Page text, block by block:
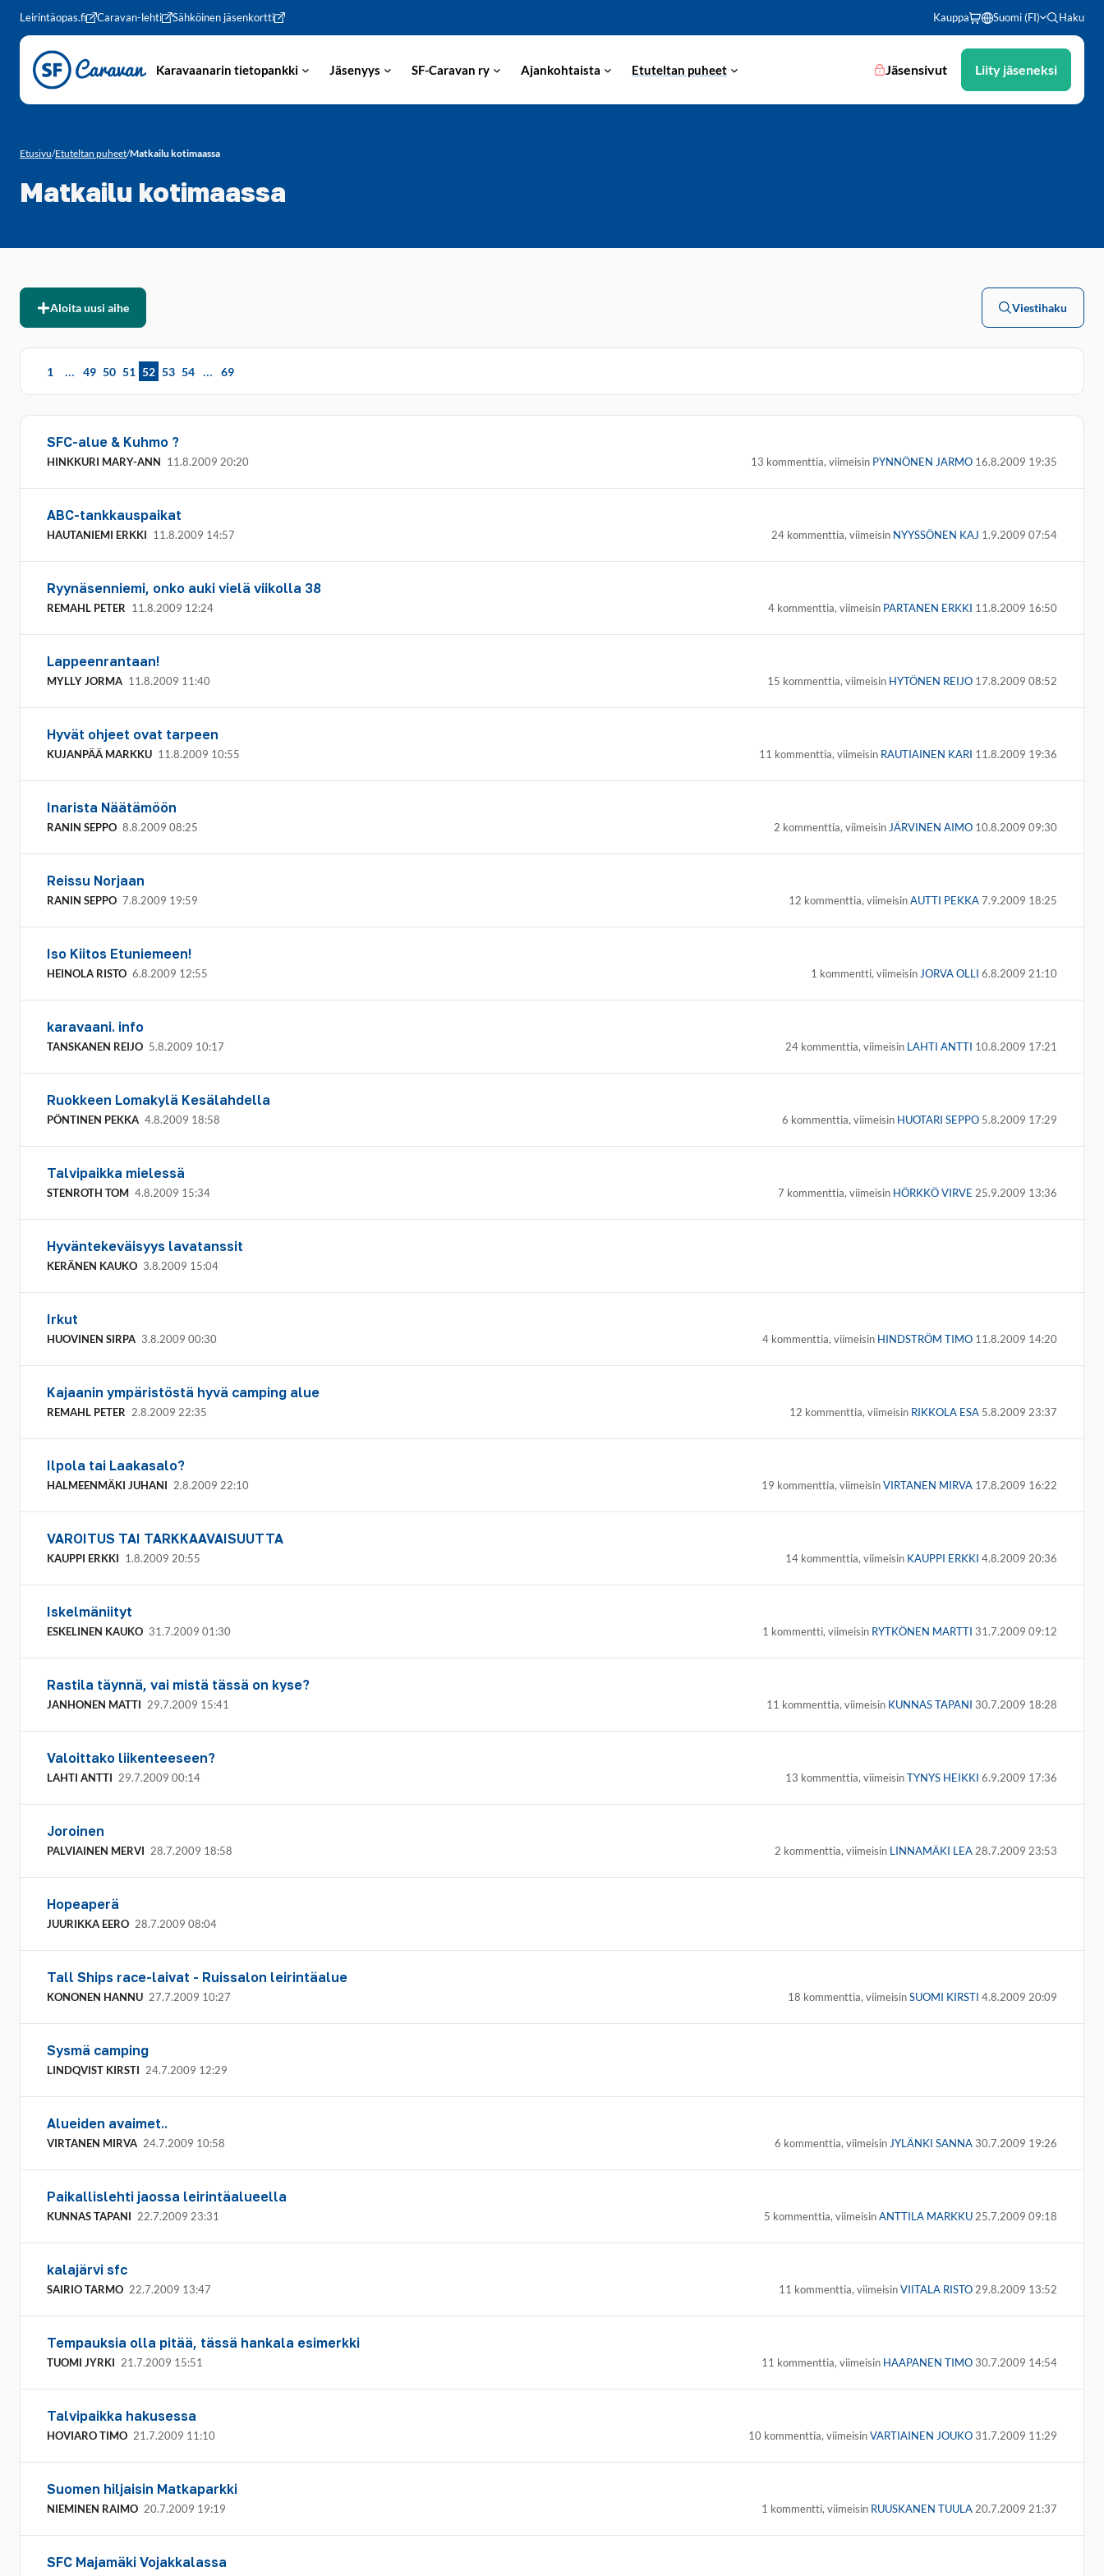
Siirry sivun sisältöön
Leirintäopas.fi Caravan-lehti Sähköinen jäsenkortti Kauppa Suomi (FI) Haku
Karavaanarin tietopankki Jäsenyys SF-Caravan ry Ajankohtaista Etuteltan puheet Jäsensivut Liity jäseneksi
Etusivu/Etuteltan puheet/Matkailu kotimaassa
Matkailu kotimaassa
Aloita uusi aihe Viestihaku
1 … 49 50 51 52 53 54 … 69
SFC-alue & Kuhmo ?
HINKKURI MARY-ANN 11.8.2009 20:20 13 kommenttia, viimeisin PYNNÖNEN JARMO 16.8.2009 19:35
ABC-tankkauspaikat
HAUTANIEMI ERKKI 11.8.2009 14:57 24 kommenttia, viimeisin NYYSSÖNEN KAJ 1.9.2009 07:54
Ryynäsenniemi, onko auki vielä viikolla 38
REMAHL PETER 11.8.2009 12:24 4 kommenttia, viimeisin PARTANEN ERKKI 11.8.2009 16:50
Lappeenrantaan!
MYLLY JORMA 11.8.2009 11:40 15 kommenttia, viimeisin HYTÖNEN REIJO 17.8.2009 08:52
Hyvät ohjeet ovat tarpeen
KUJANPÄÄ MARKKU 11.8.2009 10:55 11 kommenttia, viimeisin RAUTIAINEN KARI 11.8.2009 19:36
Inarista Näätämöön
RANIN SEPPO 8.8.2009 08:25 2 kommenttia, viimeisin JÄRVINEN AIMO 10.8.2009 09:30
Reissu Norjaan
RANIN SEPPO 7.8.2009 19:59 12 kommenttia, viimeisinAUTTI PEKKA7.9.2009 18:25
Iso Kiitos Etuniemeen!
HEINOLA RISTO 6.8.2009 12:55 1 kommentti, viimeisin JORVA OLLI 6.8.2009 21:10
karavaani. info
TANSKANEN REIJO 5.8.2009 10:17 24 kommenttia, viimeisin LAHTI ANTTI 10.8.2009 17:21
Ruokkeen Lomakylä Kesälahdella
PÖNTINEN PEKKA 4.8.2009 18:58 6 kommenttia, viimeisin HUOTARI SEPPO 5.8.2009 17:29
Talvipaikka mielessä
STENROTH TOM 4.8.2009 15:34 7 kommenttia, viimeisin HÖRKKÖ VIRVE 25.9.2009 13:36
Hyväntekeväisyys lavatanssit
KERÄNEN KAUKO 3.8.2009 15:04
Irkut
HUOVINEN SIRPA 3.8.2009 00:30 4 kommenttia, viimeisin HINDSTRÖM TIMO 11.8.2009 14:20
Kajaanin ympäristöstä hyvä camping alue
REMAHL PETER 2.8.2009 22:35 12 kommenttia, viimeisin RIKKOLA ESA 5.8.2009 23:37
Ilpola tai Laakasalo?
HALMEENMÄKI JUHANI 2.8.2009 22:10 19 kommenttia, viimeisinVIRTANEN MIRVA 17.8.2009 16:22
VAROITUS TAI TARKKAAVAISUUTTA
KAUPPI ERKKI 1.8.2009 20:55 14 kommenttia, viimeisin KAUPPI ERKKI 4.8.2009 20:36
Iskelmäniityt
ESKELINEN KAUKO 31.7.2009 01:30 1 kommentti, viimeisin RYTKÖNEN MARTTI 31.7.2009 09:12
Rastila täynnä, vai mistä tässä on kyse?
JANHONEN MATTI 29.7.2009 15:41 11 kommenttia, viimeisin KUNNAS TAPANI 30.7.2009 18:28
Valoittako liikenteeseen?
LAHTI ANTTI 29.7.2009 00:14 13 kommenttia, viimeisinTYNYS HEIKKI 6.9.2009 17:36
Joroinen
PALVIAINEN MERVI 28.7.2009 18:58 2 kommenttia, viimeisin LINNAMÄKI LEA 28.7.2009 23:53
Hopeaperä
JUURIKKA EERO 28.7.2009 08:04
Tall Ships race-laivat - Ruissalon leirintäalue
KONONEN HANNU 27.7.2009 10:27 18 kommenttia, viimeisinSUOMI KIRSTI 4.8.2009 20:09
Sysmä camping
LINDQVIST KIRSTI 24.7.2009 12:29
Alueiden avaimet..
VIRTANEN MIRVA 24.7.2009 10:58 6 kommenttia, viimeisin JYLÄNKI SANNA 30.7.2009 19:26
Paikallislehti jaossa leirintäalueella
KUNNAS TAPANI 22.7.2009 23:31 5 kommenttia, viimeisinANTTILA MARKKU 25.7.2009 09:18
kalajärvi sfc
SAIRIO TARMO 22.7.2009 13:47 11 kommenttia, viimeisinVIITALA RISTO 29.8.2009 13:52
Tempauksia olla pitää, tässä hankala esimerkki
TUOMI JYRKI 21.7.2009 15:51 11 kommenttia, viimeisin HAAPANEN TIMO 30.7.2009 14:54
Talvipaikka hakusessa
HOVIARO TIMO 21.7.2009 11:10 10 kommenttia, viimeisinVARTIAINEN JOUKO 31.7.2009 11:29
Suomen hiljaisin Matkaparkki
NIEMINEN RAIMO 20.7.2009 19:19 1 kommentti, viimeisin RUUSKANEN TUULA 20.7.2009 21:37
SFC Majamäki Vojakkalassa